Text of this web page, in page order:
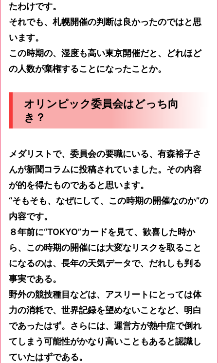
たわけです。
それでも、札幌開催の判断は良かったのではと思
います。
この時期の、湿度も高い東京開催だと、どれほど
の人数が棄権することになったことか。
オリンピック委員会はどっち向
き？
メダリストで、委員会の要職にいる、有森裕子さ
んが新聞コラムに投稿されていました。その内容
が的を得たものであると思います。
“そもそも、なぜにして、この時期の開催なのか”の
内容です。
８年前に“TOKYO”カードを見て、歓喜した時か
ら、この時期の開催には大変なリスクを取ること
になるのは、長年の天気データで、だれしも判る
事実である。
野外の競技種目などは、アスリートにとっては体
力の消耗で、世界記録を望めないことなど、明白
であったはず。さらには、運営方が熱中症で倒れ
てしまう可能性がかなり高いこともあると認識し
ていたはずである。